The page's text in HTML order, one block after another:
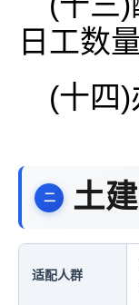
日工数
(十四
土
适配人群